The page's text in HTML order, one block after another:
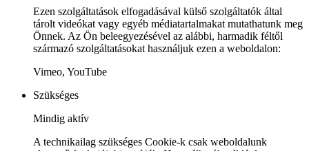
Ezen szolgáltatások elfogadásával külső szolgáltatók által
tárolt videókat vagy egyéb médiatartalmakat mutathatunk meg
Önnek. Az Ön beleegyezésével az alábbi, harmadik féltől
származó szolgáltatásokat használjuk ezen a weboldalon:
Vimeo, YouTube
Szükséges
Mindig aktív
A technikailag szükséges Cookie-k csak weboldalunk